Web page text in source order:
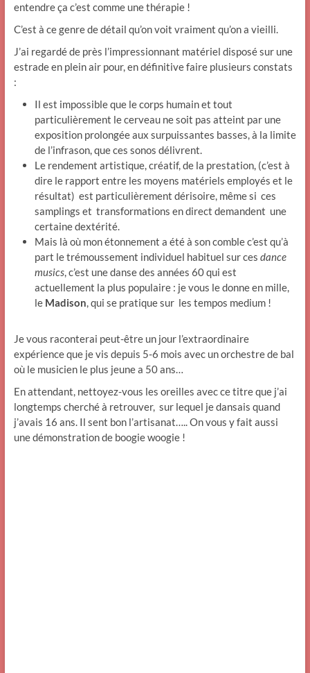
entendre ça c’est comme une thérapie !
C’est à ce genre de détail qu’on voit vraiment qu’on a vieilli.
J’ai regardé de près l’impressionnant matériel disposé sur une
estrade en plein air pour, en définitive faire plusieurs constats
:
Il est impossible que le corps humain et tout
particulièrement le cerveau ne soit pas atteint par une
exposition prolongée aux surpuissantes basses, à la limite
de l’infrason, que ces sonos délivrent.
Le rendement artistique, créatif, de la prestation, (c’est à
dire le rapport entre les moyens matériels employés et le
résultat) est particulièrement dérisoire, même si ces
samplings et transformations en direct demandent une
certaine dextérité.
Mais là où mon étonnement a été à son comble c’est qu’à
part le trémoussement individuel habituel sur ces dance
musics, c’est une danse des années 60 qui est
actuellement la plus populaire : je vous le donne en mille,
le Madison, qui se pratique sur les tempos medium !
Je vous raconterai peut-être un jour l’extraordinaire
expérience que je vis depuis 5-6 mois avec un orchestre de bal
où le musicien le plus jeune a 50 ans…
En attendant, nettoyez-vous les oreilles avec ce titre que j’ai
longtemps cherché à retrouver, sur lequel je dansais quand
j’avais 16 ans. Il sent bon l’artisanat….. On vous y fait aussi
une démonstration de boogie woogie !